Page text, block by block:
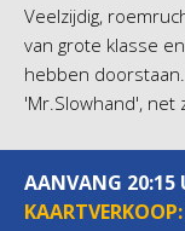
Veelzijdig,
van grote klasse
hebben
'Mr.Slowhand', net
AANVANG 20:15